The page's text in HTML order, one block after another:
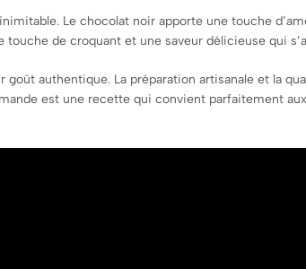
Le chocolat noir apporte une touche
de croquant et une saveur délicieuse qui
authentique. La préparation artisanale et la
est une recette qui convient parfaitement